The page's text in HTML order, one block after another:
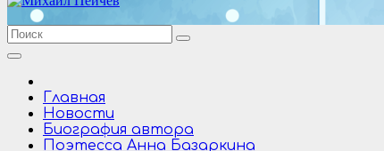
Главная
Новости
Биография автора
Поэтесса Анна Базаркина